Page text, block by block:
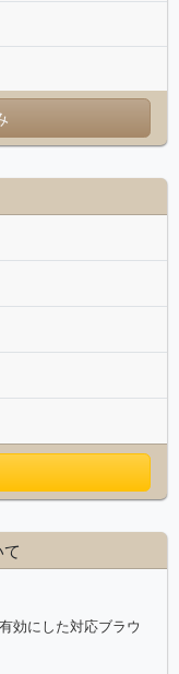
効にした対応ブラウ